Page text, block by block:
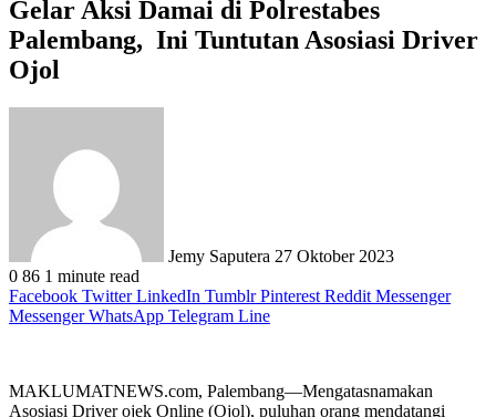
Gelar Aksi Damai di Polrestabes
Palembang, Ini Tuntutan Asosiasi Driver
Ojol
Jemy Saputera 27 Oktober 2023
0 86 1 minute read
Facebook Twitter LinkedIn Tumblr Pinterest Reddit Messenger
Messenger WhatsApp Telegram Line
MAKLUMATNEWS.com, Palembang—Mengatasnamakan
Asosiasi Driver ojek Online (Ojol), puluhan orang mendatangi